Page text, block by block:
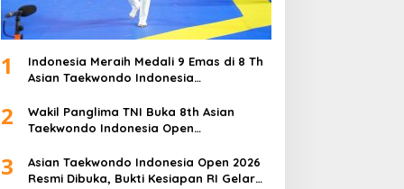
1
Indonesia Meraih Medali 9 Emas di 8 Th
Asian Taekwondo Indonesia
2
Wakil Panglima TNI Buka 8th Asian
Taekwondo Indonesia Open
3
Asian Taekwondo Indonesia Open 2026
Resmi Dibuka, Bukti Kesiapan RI Gelar